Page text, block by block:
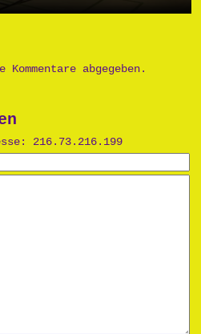
abgegeben.
216.73.216.199